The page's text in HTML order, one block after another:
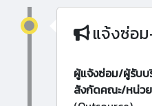
แจ้งซ่อ
ผู้แจ้งซ่อม/ผู้รับบ
สังกัดคณะ/หน่วย